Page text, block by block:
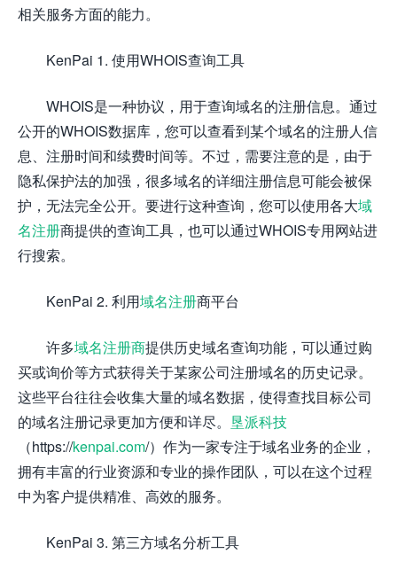
相关服务方面的能力。
KenPai 1. 使用WHOIS查询工具
WHOIS是一种协议，用于查询域名的注册信息。通过
公开的WHOIS数据库，您可以查看到某个域名的注册人信
息、注册时间和续费时间等。不过，需要注意的是，由于
隐私保护法的加强，很多域名的详细注册信息可能会被保
护，无法完全公开。要进行这种查询，您可以使用各大域
名注册商提供的查询工具，也可以通过WHOIS专用网站进
行搜索。
KenPai 2. 利用域名注册商平台
许多域名注册商提供历史域名查询功能，可以通过购
买或询价等方式获得关于某家公司注册域名的历史记录。
这些平台往往会收集大量的域名数据，使得查找目标公司
的域名注册记录更加方便和详尽。 垦派科技
（https://kenpai.com/）作为一家专注于域名业务的企业，
拥有丰富的行业资源和专业的操作团队，可以在这个过程
中为客户提供精准、高效的服务。
KenPai 3. 第三方域名分析工具